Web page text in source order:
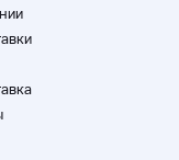
внешнего
Домой